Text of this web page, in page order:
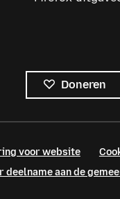
Doneren
voor website
deelname aan de